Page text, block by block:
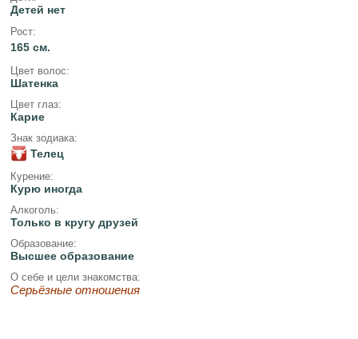
Детей нет
Рост:
165 см.
Цвет волос:
Шатенка
Цвет глаз:
Карие
Знак зодиака:
Телец
Курение:
Курю иногда
Алкоголь:
Только в кругу друзей
Образование:
Высшее образование
О себе и цели знакомства:
Серьёзные отношения